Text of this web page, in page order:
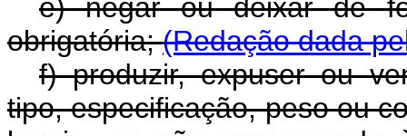
e) negar ou deixar de
obrigatória;(Redação dada
f) produzir, expuser ou
tipo, especificação, peso ou